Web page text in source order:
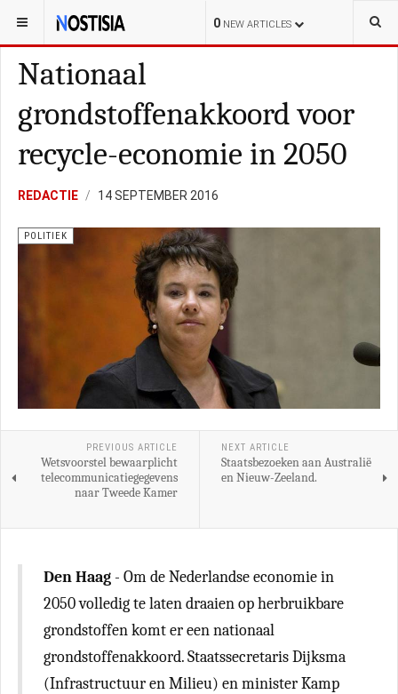
0 NEW ARTICLES
YOU ARE HERE: NEDERLAND POLITIEK
Nationaal
grondstoffenakkoord voor
recycle-economie in 2050
REDACTIE 14 SEPTEMBER 2016
POLITIEK
PREVIOUS ARTICLE
Wetsvoorstel bewaarplicht
telecommunicatiegegevens
naar Tweede Kamer
NEXT ARTICLE
Staatsbezoeken aan Australië
en Nieuw-Zeeland.
Den Haag - Om de Nederlandse economie in
2050 volledig te laten draaien op herbruikbare
grondstoffen komt er een nationaal
grondstoffenakkoord. Staatssecretaris Dijksma
(Infrastructuur en Milieu) en minister Kamp